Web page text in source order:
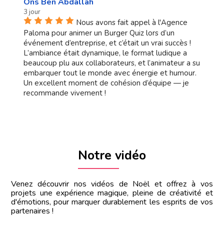
3 jour
Nous avons fait appel à l'Agence
Paloma pour animer un Burger Quiz lors d’un
événement d’entreprise, et c’était un vrai succès !
L’ambiance était dynamique, le format ludique a
beaucoup plu aux collaborateurs, et l’animateur a su
embarquer tout le monde avec énergie et humour.
Un excellent moment de cohésion d’équipe — je
recommande vivement !
Notre vidéo
Venez découvrir nos vidéos de Noël et offrez à vos
projets une expérience magique, pleine de créativité et
d'émotions, pour marquer durablement les esprits de vos
partenaires !